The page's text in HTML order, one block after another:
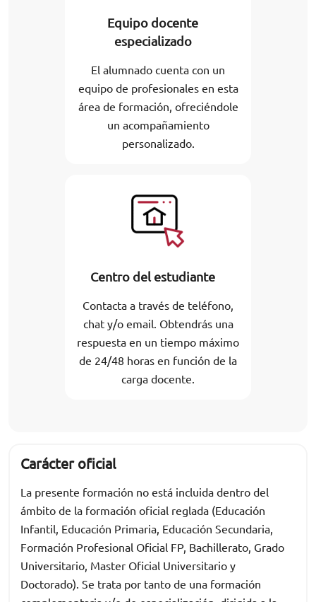
Equipo docente
especializado
El alumnado cuenta con un
equipo de profesionales en esta
área de formación, ofreciéndole
un acompañamiento
personalizado.
Centro del estudiante
Contacta a través de teléfono,
chat y/o email. Obtendrás una
respuesta en un tiempo máximo
de 24/48 horas en función de la
carga docente.
Carácter oficial
La presente formación no está incluida dentro del
ámbito de la formación oficial reglada (Educación
Infantil, Educación Primaria, Educación Secundaria,
Formación Profesional Oficial FP, Bachillerato, Grado
Universitario, Master Oficial Universitario y
Doctorado). Se trata por tanto de una formación